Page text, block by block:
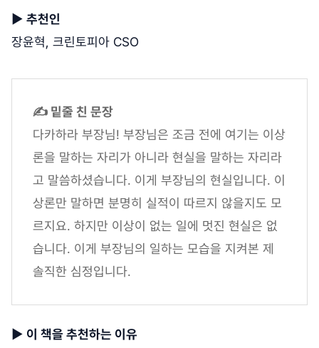
▶ 추천인
장윤혁, 크린토피아 CSO
✍ 밑줄 친 문장
다카하라 부장님! 부장님은 조금 전에 여기는 이상
론을 말하는 자리가 아니라 현실을 말하는 자리라
고 말씀하셨습니다. 이게 부장님의 현실입니다. 이
상론만 말하면 분명히 실적이 따르지 않을지도 모
르지요. 하지만 이상이 없는 일에 멋진 현실은 없
습니다. 이게 부장님의 일하는 모습을 지켜본 제
솔직한 심정입니다.
▶ 이 책을 추천하는 이유